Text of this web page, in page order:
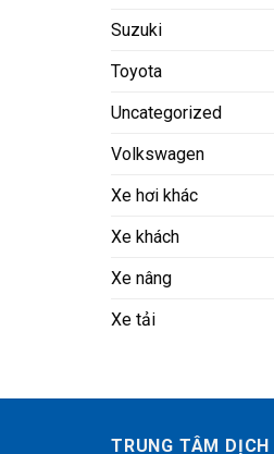
Suzuki
Toyota
Uncategorized
Volkswagen
Xe hơi khác
Xe khách
Xe nâng
Xe tải
TRUNG TÂM DỊCH